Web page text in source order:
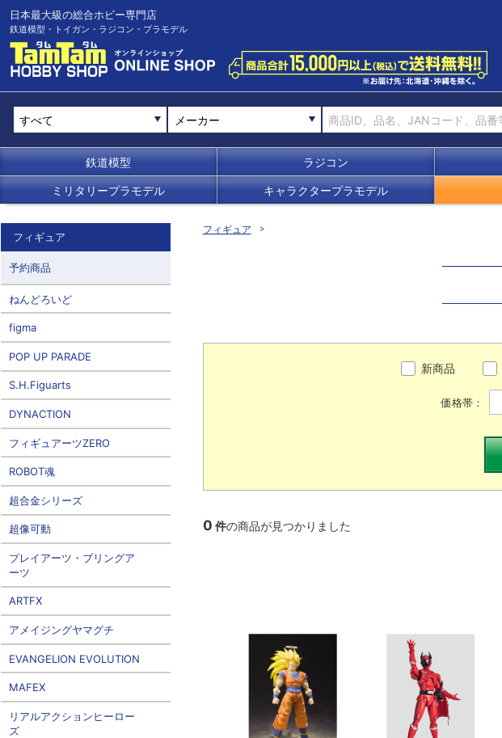
日本最大級の総合ホビー専門店
鉄道模型・トイガン・ラジコン・プラモデル
メーカー
鉄道模型 ラジコン
ミリタリープラモデル キャラクタープラモデル
フィギュア
新商品
価格帯：
0 件の商品が見つかりました
フィギュア
予約商品
ねんどろいど
figma
POP UP PARADE
S.H.Figuarts
DYNACTION
フィギュアーツZERO
ROBOT魂
超合金シリーズ
超像可動
プレイアーツ・ブリングア
ーツ
ARTFX
アメイジングヤマグチ
EVANGELION EVOLUTION
MAFEX
リアルアクションヒーロー
ズ